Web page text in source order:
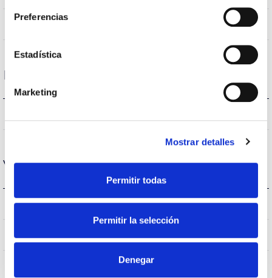
Preferencias
Estadística
Marketing
Mostrar detalles
Permitir todas
Permitir la selección
Denegar
AL-Fe inox
Rendimiento
Vida
Vida útil (L70B50>)25.000h
Nº de Encendidos